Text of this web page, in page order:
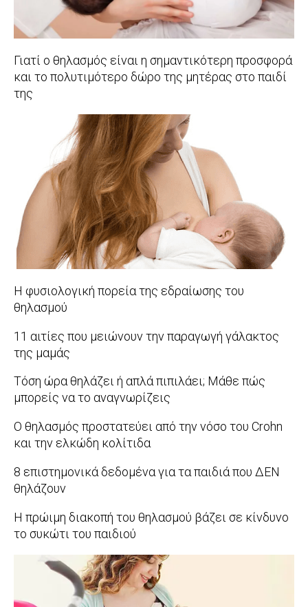
Γιατί ο θηλασμός είναι η σημαντικότερη προσφορά
και το πολυτιμότερο δώρο της μητέρας στο παιδί
της
Η φυσιολογική πορεία της εδραίωσης του
θηλασμού
03-
11 αιτίες που μειώνουν την παραγωγή γάλακτος
της μαμάς
12-
Τόση ώρα θηλάζει ή απλά πιπιλάει; Μάθε πώς
μπορείς να το αναγνωρίζεις
11-
Ο θηλασμός προστατεύει από την νόσο του Crohn
και την ελκώδη κολίτιδα
11-
8 επιστημονικά δεδομένα για τα παιδιά που ΔΕΝ
θηλάζουν
10-
Η πρώιμη διακοπή του θηλασμού βάζει σε κίνδυνο
το συκώτι του παιδιού